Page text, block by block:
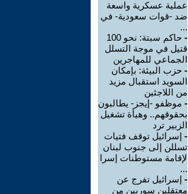
عملية عسكرية واسعة
ضد -قوات سعودية- في
...
-
حاكم سبتة: نحو 100
قتيل في موجة التسلل
الجماعي للمهاجرين
- حزب البيئة: بإمكان
السويد استقبال مزيد
من اللاجئين
- موظفو -إيجز- يطالبون
بحقوقهم.. وهيأة تشغيل
الزبير ترد
- إسرائيل توقف فتيات
تسللن إلى جنوب لبنان
لإقامة مستوطنات إسرا
...
- إسرائيل تفرج عن
معتقلين سوريين من